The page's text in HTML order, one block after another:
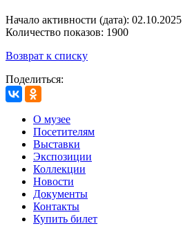
Начало активности (дата): 02.10.2025
Количество показов: 1900
Возврат к списку
Поделиться:
О музее
Посетителям
Выставки
Экспозиции
Коллекции
Новости
Документы
Контакты
Купить билет